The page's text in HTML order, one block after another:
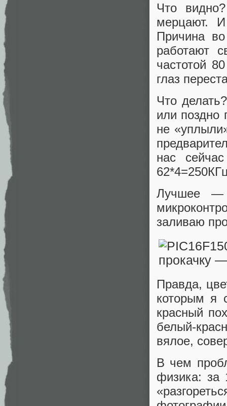
Что
мерцают.
Причина
работают
частотой
глаз
Что
или поздно
не
нас
Лучшее —
заливаю
Правда,
которым я
красный
белый-
вялое,
В чем
физика: за